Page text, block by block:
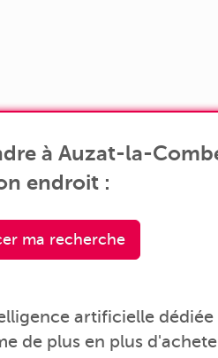
à Auzat-la-
endroit :
ma recherche
artificielle
de plus en plus